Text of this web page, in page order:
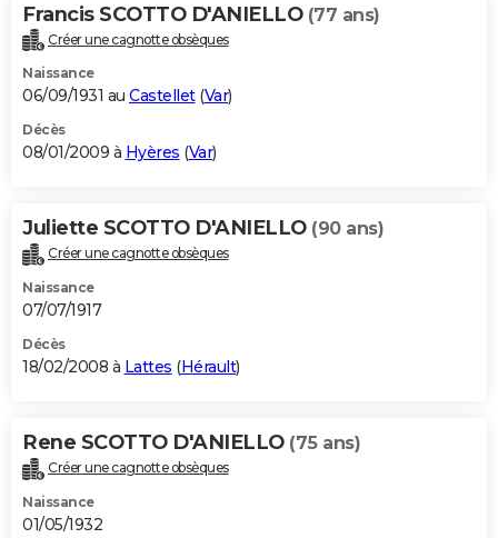
Francis SCOTTO D'ANIELLO (77 ans)
Créer une cagnotte obsèques
Naissance
06/09/1931 au Castellet(Var)
Décès
08/01/2009 à Hyères (Var)
Juliette SCOTTO D'ANIELLO (90 ans)
Créer une cagnotte obsèques
Naissance
07/07/1917
Décès
18/02/2008 à Lattes (Hérault)
Rene SCOTTO D'ANIELLO (75 ans)
Créer une cagnotte obsèques
Naissance
01/05/1932